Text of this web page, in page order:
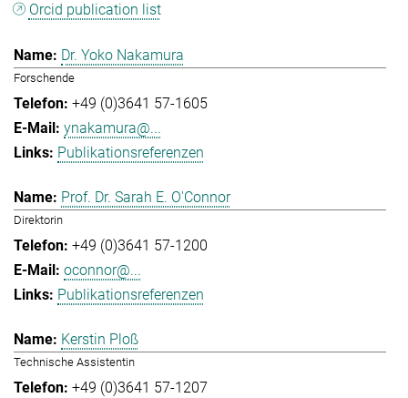
Orcid publication list
Dr. Yoko Nakamura
Forschende
+49 (0)3641 57-1605
ynakamura@...
Publikationsreferenzen
Prof. Dr. Sarah E. O'Connor
Direktorin
+49 (0)3641 57-1200
oconnor@...
Publikationsreferenzen
Kerstin Ploß
Technische Assistentin
+49 (0)3641 57-1207